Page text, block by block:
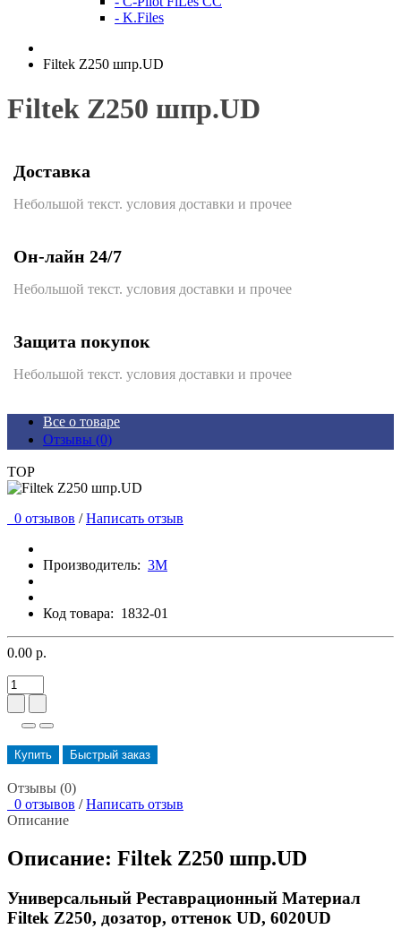
- K.Files
Filtek Z250 шпр.UD
Filtek Z250 шпр.UD
Доставка
Небольшой текст. условия доставки и прочее
Он-лайн 24/7
Небольшой текст. условия доставки и прочее
Защита покупок
Небольшой текст. условия доставки и прочее
Все о товаре
Отзывы (0)
TOP
0 отзывов / Написать отзыв
Производитель: 3М
Код товара: 1832-01
0.00 р.
Купить Быстрый заказ
Отзывы (0)
0 отзывов / Написать отзыв
Описание
Описание: Filtek Z250 шпр.UD
Универсальный Реставрационный Материал
Filtek Z250, дозатор, оттенок UD, 6020UD